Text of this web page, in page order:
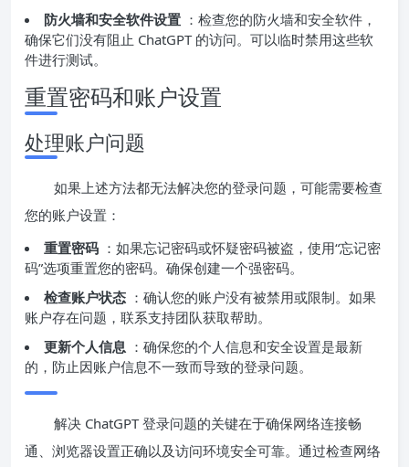
防火墙和安全软件设置 ：检查您的防火墙和安全软件，
确保它们没有阻止 ChatGPT 的访问。可以临时禁用这些软
件进行测试。
重置密码和账户设置
处理账户问题
如果上述方法都无法解决您的登录问题，可能需要检查
您的账户设置：
重置密码 ：如果忘记密码或怀疑密码被盗，使用“忘记密
码”选项重置您的密码。确保创建一个强密码。
检查账户状态 ：确认您的账户没有被禁用或限制。如果
账户存在问题，联系支持团队获取帮助。
更新个人信息 ：确保您的个人信息和安全设置是最新
的，防止因账户信息不一致而导致的登录问题。
解决 ChatGPT 登录问题的关键在于确保网络连接畅
通、浏览器设置正确以及访问环境安全可靠。通过检查网络